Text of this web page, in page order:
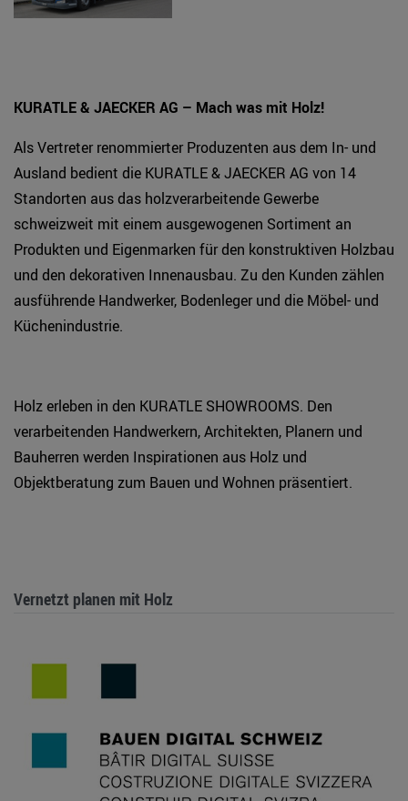
KURATLE & JAECKER AG – Mach was mit Holz!
Als Vertreter renommierter Produzenten aus dem In- und
Ausland bedient die KURATLE & JAECKER AG von 14
Standorten aus das holzverarbeitende Gewerbe
schweizweit mit einem ausgewogenen Sortiment an
Produkten und Eigenmarken für den konstruktiven Holzbau
und den dekorativen Innenausbau. Zu den Kunden zählen
ausführende Handwerker, Bodenleger und die Möbel- und
Küchenindustrie.
Holz erleben in den KURATLE SHOWROOMS. Den
verarbeitenden Handwerkern, Architekten, Planern und
Bauherren werden Inspirationen aus Holz und
Objektberatung zum Bauen und Wohnen präsentiert.
Vernetzt planen mit Holz